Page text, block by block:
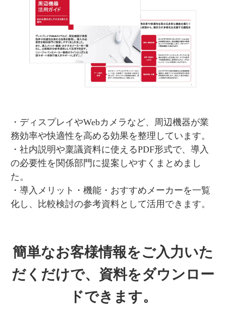
ディスプレイやWebカメラなど、周辺機器が業
務効率や快適性を高める効果を整理しています。
社内説明や稟議資料に使えるPDF形式で、導入
の必要性を関係部門に提案しやすくまとめまし
た。
導入メリット・機能・おすすめメーカーを一覧
化し、比較検討の参考資料として活用できます。
簡単なお客様情報をご入力いた
だくだけで、資料をダウンロー
ドできます。